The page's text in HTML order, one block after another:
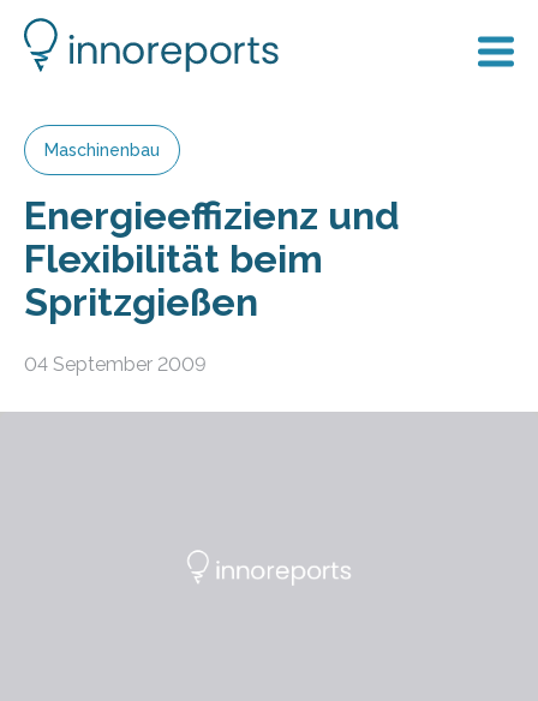
Maschinenbau
Energieeffizienz und
Flexibilität beim
Spritzgießen
04 September 2009